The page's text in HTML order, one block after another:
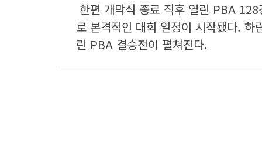
한편 개막식 종료 직후 열린 PBA
로 본격적인 대회 일정이 시작됐다.
린 PBA 결승전이 펼쳐진다.